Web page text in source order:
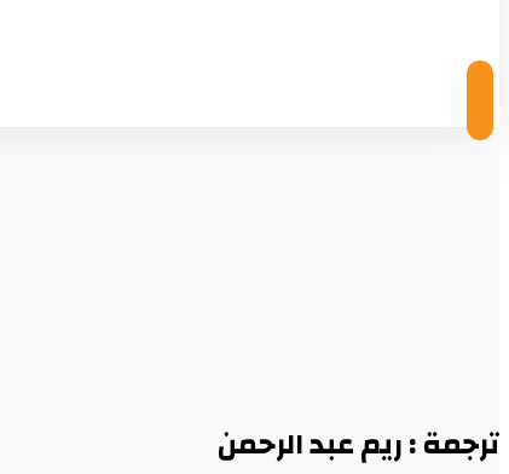
ترجمة : ريم عبد الرحمن